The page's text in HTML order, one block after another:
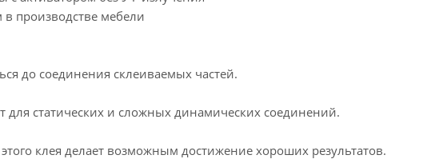
производстве мебели
до соединения склеиваемых частей.
статических и сложных динамических соединений.
клея делает возможным достижение хороших результатов.